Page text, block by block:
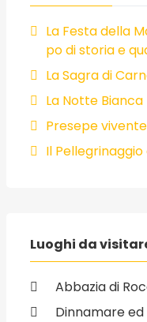
La Festa della
po di storia e
La Sagra di
La Notte Bianca
Presepe
Il
Luoghi da
Abbazia di
Dinnamare ed